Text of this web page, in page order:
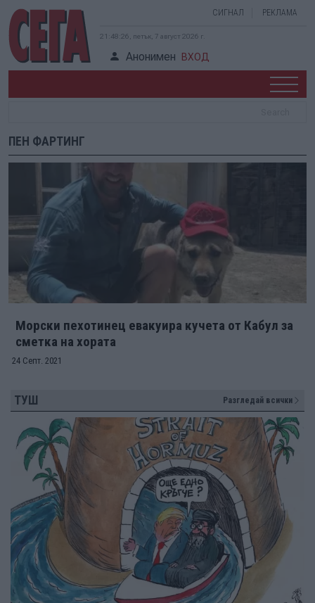
СИГНАЛ РЕКЛАМА
21:48:26, петък, 7 август 2026 г.
Анонимен ВХОД
ПЕН ФАРТИНГ
Морски пехотинец евакуира кучета от Кабул за
сметка на хората
24 Септ. 2021
ТУШ Разгледай всички